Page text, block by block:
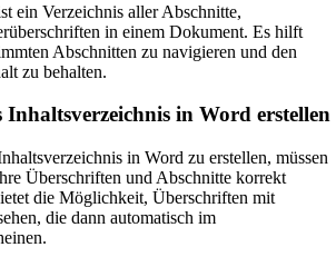
ein Verzeichnis aller Abschnitte,
in einem Dokument. Es hilft
Abschnitten zu navigieren und den
zu behalten.
Inhaltsverzeichnis in Word erstellen
in Word zu erstellen, müssen
Überschriften und Abschnitte korrekt
die Möglichkeit, Überschriften mit
die dann automatisch im